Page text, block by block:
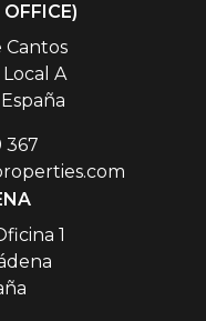
Cantos
A
367
1